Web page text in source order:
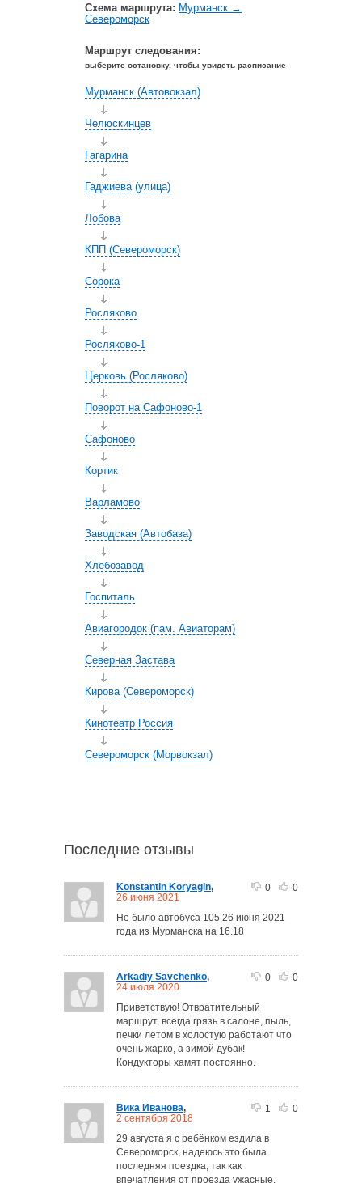
Схема маршрута: Мурманск →
Североморск
Маршрут следования:
выберите остановку, чтобы увидеть расписание
Мурманск (Автовокзал)
Челюскинцев
Гагарина
Гаджиева (улица)
Лобова
КПП (Североморск)
Сорока
Росляково
Росляково-1
Церковь (Росляково)
Поворот на Сафоново-1
Сафоново
Кортик
Варламово
Заводская (Автобаза)
Хлебозавод
Госпиталь
Авиагородок (пам. Авиаторам)
Северная Застава
Кирова (Североморск)
Кинотеатр Россия
Североморск (Морвокзал)
Последние отзывы
0 0
Konstantin Koryagin,
26 июня 2021
Не было автобуса 105 26 июня 2021
года из Мурманска на 16.18
0 0
Arkadiy Savchenko,
24 июля 2020
Приветствую! Отвратительный
маршрут, всегда грязь в салоне, пыль,
печки летом в холостую работают что
очень жарко, а зимой дубак!
Кондукторы хамят постоянно.
1 0
Вика Иванова,
2 сентября 2018
29 августа я с ребёнком ездила в
Североморск, надеюсь это была
последняя поездка, так как
впечатления от проезда ужасные.